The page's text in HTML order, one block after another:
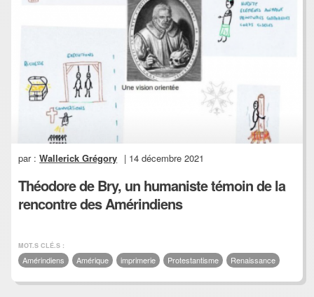
par :Wallerick Grégory | 14 décembre 2021
Théodore de Bry, un humaniste témoin de la
rencontre des Amérindiens
MOT.S CLÉ.S :
Amérindiens Amérique imprimerie Protestantisme Renaissance